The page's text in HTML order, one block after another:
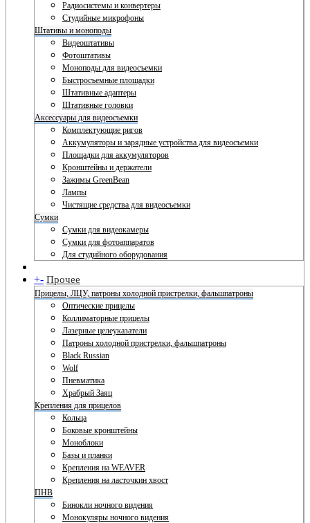
Радиосистемы и конвертеры
Студийные микрофоны
Штативы и моноподы
Видеоштативы
Фотоштативы
Моноподы для видеосъемки
Быстросъемные площадки
Штативные адаптеры
Штативные головки
Аксессуары для видеосъемки
Комплектующие ригов
Аккумуляторы и зарядные устройства для видеосъемки
Площадки для аккумуляторов
Кронштейны и держатели
Зажимы GreenBean
Лампы
Чистящие средства для видеосъемки
Сумки
Сумки для видеокамеры
Сумки для фотоаппаратов
Для студийного оборудования
+- Прочее
Прицелы, ЛЦУ, патроны холодной пристрелки, фальшпатроны
Оптические прицелы
Коллиматорные прицелы
Лазерные целеуказатели
Патроны холодной пристрелки, фальшпатроны
Black Russian
Wolf
Пневматика
Храбрый Заяц
Крепления для прицелов
Кольца
Боковые кронштейны
Моноблоки
Базы и планки
Крепления на WEAVER
Крепления на ласточкин хвост
ПНВ
Бинокли ночного видения
Монокуляры ночного видения